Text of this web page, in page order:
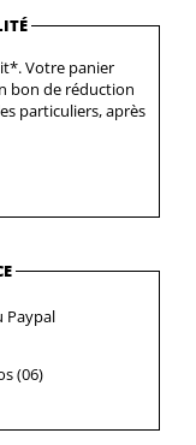
Votre panier
bon de réduction
particuliers, après
Paypal
(06)